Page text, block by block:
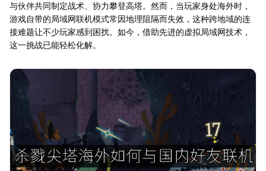
与伙伴共同制定战术、协力攀登高塔。然而，当玩家身处海外时，
游戏自带的局域网联机模式常因地理阻隔而失效，这种跨地域的连
接难题让不少玩家感到困扰。如今，借助先进的虚拟局域网技术，
这一挑战已能轻松化解。